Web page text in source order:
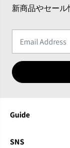
新商品やセール
Guide
SNS